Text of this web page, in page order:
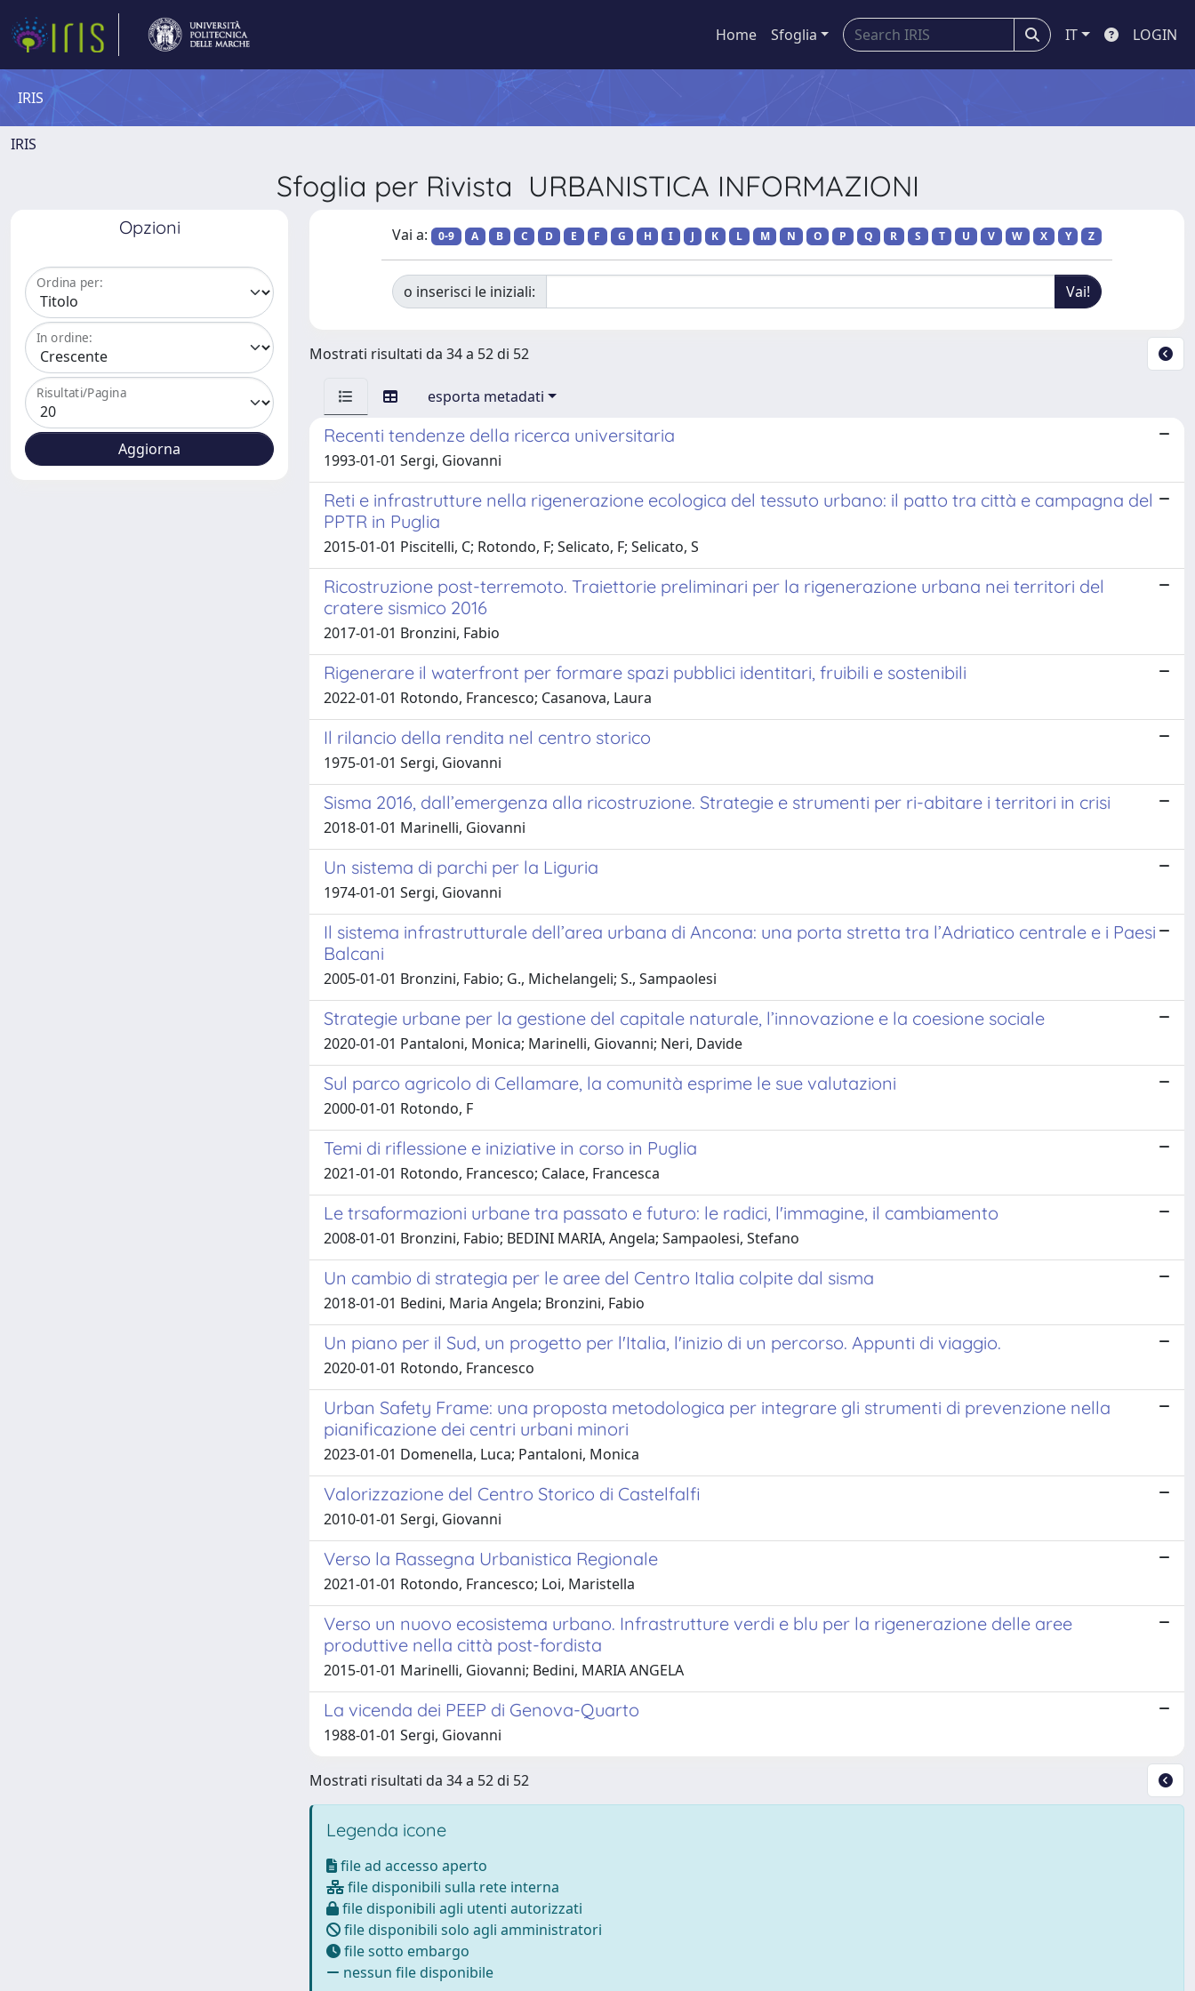
Home Sfoglia IT LOGIN
IRIS
IRIS
Sfoglia per Rivista URBANISTICA INFORMAZIONI
Opzioni
Ordina per:
In ordine:
Risultati/Pagina
Vai a: 0-9 A B C D E F G H I J K L M N O P Q R S T U V W X Y Z
o inserisci le iniziali:
Mostrati risultati da 34 a 52 di 52
esporta metadati
Recenti tendenze della ricerca universitaria
1993-01-01 Sergi, Giovanni
Reti e infrastrutture nella rigenerazione ecologica del tessuto urbano: il patto tra città e campagna del
PPTR in Puglia
2015-01-01 Piscitelli, C; Rotondo, F; Selicato, F; Selicato, S
Ricostruzione post-terremoto. Traiettorie preliminari per la rigenerazione urbana nei territori del
cratere sismico 2016
2017-01-01 Bronzini, Fabio
Rigenerare il waterfront per formare spazi pubblici identitari, fruibili e sostenibili
2022-01-01 Rotondo, Francesco; Casanova, Laura
Il rilancio della rendita nel centro storico
1975-01-01 Sergi, Giovanni
Sisma 2016, dall’emergenza alla ricostruzione. Strategie e strumenti per ri-abitare i territori in crisi
2018-01-01 Marinelli, Giovanni
Un sistema di parchi per la Liguria
1974-01-01 Sergi, Giovanni
Il sistema infrastrutturale dell’area urbana di Ancona: una porta stretta tra l’Adriatico centrale e i Paesi
Balcani
2005-01-01 Bronzini, Fabio; G., Michelangeli; S., Sampaolesi
Strategie urbane per la gestione del capitale naturale, l’innovazione e la coesione sociale
2020-01-01 Pantaloni, Monica; Marinelli, Giovanni; Neri, Davide
Sul parco agricolo di Cellamare, la comunità esprime le sue valutazioni
2000-01-01 Rotondo, F
Temi di riflessione e iniziative in corso in Puglia
2021-01-01 Rotondo, Francesco; Calace, Francesca
Le trsaformazioni urbane tra passato e futuro: le radici, l'immagine, il cambiamento
2008-01-01 Bronzini, Fabio; BEDINI MARIA, Angela; Sampaolesi, Stefano
Un cambio di strategia per le aree del Centro Italia colpite dal sisma
2018-01-01 Bedini, Maria Angela; Bronzini, Fabio
Un piano per il Sud, un progetto per l'Italia, l'inizio di un percorso. Appunti di viaggio.
2020-01-01 Rotondo, Francesco
Urban Safety Frame: una proposta metodologica per integrare gli strumenti di prevenzione nella
pianificazione dei centri urbani minori
2023-01-01 Domenella, Luca; Pantaloni, Monica
Valorizzazione del Centro Storico di Castelfalfi
2010-01-01 Sergi, Giovanni
Verso la Rassegna Urbanistica Regionale
2021-01-01 Rotondo, Francesco; Loi, Maristella
Verso un nuovo ecosistema urbano. Infrastrutture verdi e blu per la rigenerazione delle aree
produttive nella città post-fordista
2015-01-01 Marinelli, Giovanni; Bedini, MARIA ANGELA
La vicenda dei PEEP di Genova-Quarto
1988-01-01 Sergi, Giovanni
Mostrati risultati da 34 a 52 di 52
Legenda icone
file ad accesso aperto
file disponibili sulla rete interna
file disponibili agli utenti autorizzati
file disponibili solo agli amministratori
file sotto embargo
nessun file disponibile